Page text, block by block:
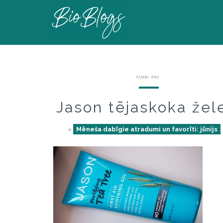
27 jūnijs, 2019
Jason tējaskoka
« Mēneša dabīgie atradumi un favorīti: jūnijs